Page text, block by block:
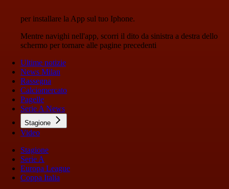
per installare la App sul tuo Iphone.
Mentre navighi nell'app, scorri il dito da sinistra a destra dello
schermo per tornare alle pagine precedenti
Ultime notizie
News Milan
Rassegna
Calciomercato
Pagelle
Serie A News
Stagione
Video
Stagione
Serie A
Europa League
Coppa Italia